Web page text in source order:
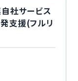
社サービス
支援(フルリ